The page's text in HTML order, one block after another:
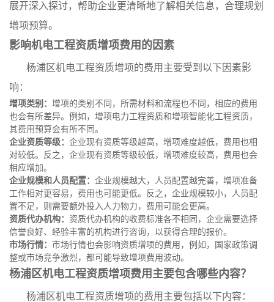
展开深入探讨，帮助企业更清晰地了解相关信息，合理规划
增项预算。
影响机电工程资质增项费用的因素
杨浦区机电工程资质增项的费用主要受到以下因素影
响：
增项类别： 增项的类别不同，所需材料和流程也不同，相应的费用
也会有所差异。例如，增项电力工程资质和增项智能化工程资质，
其费用预算会有所不同。
企业资质等级： 企业现有资质等级越高，增项难度越低，费用也相
对较低。反之，企业现有资质等级较低，增项难度较高，费用也会
相应增加。
企业规模和人员配置： 企业规模越大，人员配置越完善，增项准备
工作相对更容易，费用也可能更低。反之，企业规模较小，人员配
置不足，则需要额外投入人力物力，费用可能会更高。
资质代办机构： 资质代办机构的收费标准各不相同，企业需要选择
信誉良好、经验丰富的机构进行咨询，以获得合理的报价。
市场行情： 市场行情也会影响资质增项的费用，例如，国家政策调
整或市场竞争激烈，都可能导致增项费用波动。
杨浦区机电工程资质增项费用主要包含哪些内容？
杨浦区机电工程资质增项的费用主要包括以下内容：